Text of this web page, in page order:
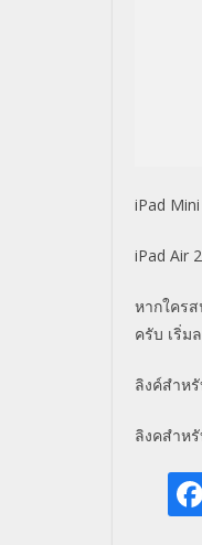
iPad
iPad Air
หากใคร
ครับ เริ่ม
ลิงค์สำห
ลิงคสำห